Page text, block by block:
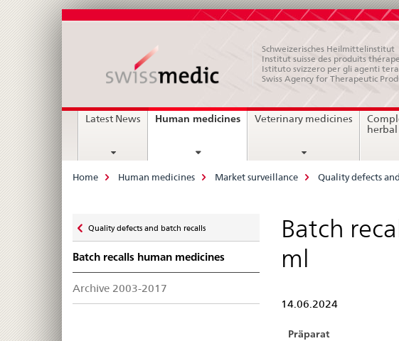
Schweizerisches Heilmittelinstitut
Institut suisse des produits
Istituto svizzero per gli agenti
Swiss Agency for Therapeutic
MainLatest News Human medicinescurrent
Veterinary medicines
Breadcrumb
Home Human medicines Market surveillance Quality defects
zu
Quality defects and batch recalls
Batch recalls human medicines
Archive 2003-2017
Batch
ml
14.06.2024
Präparat